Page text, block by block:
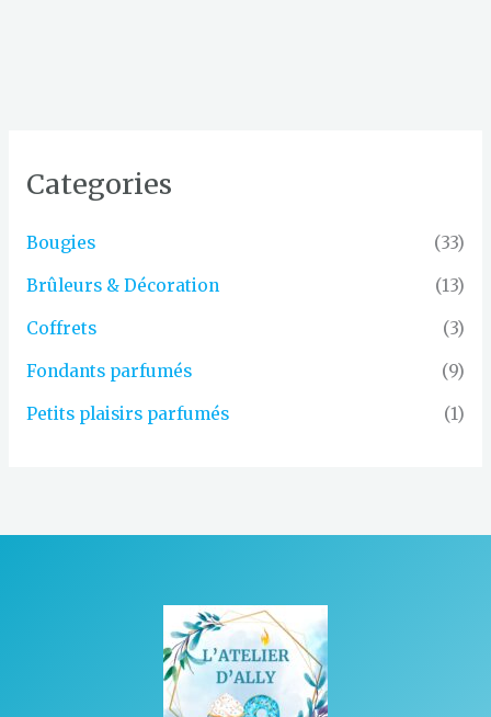
Categories
Bougies (33)
Brûleurs & Décoration (13)
Coffrets (3)
Fondants parfumés (9)
Petits plaisirs parfumés (1)